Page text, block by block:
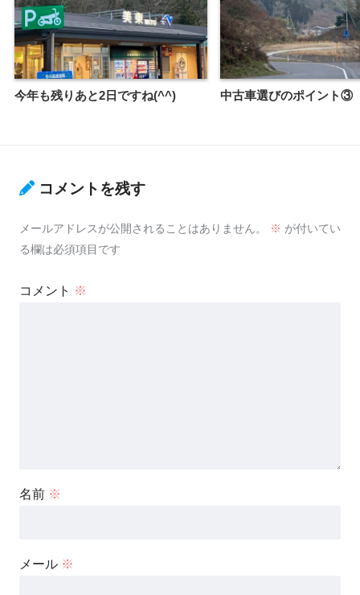
今年も残りあと2日ですね(^^) 中古車選びのポイント③
コメントを残す
メールアドレスが公開されることはありません。 ※ が付いてい
る欄は必須項目です
コメント ※
名前 ※
メール ※